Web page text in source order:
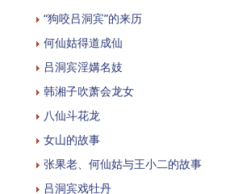
“狗咬吕洞宾”的来历
何仙姑得道成仙
吕洞宾淫媾名妓
韩湘子吹萧会龙女
八仙斗花龙
女山的故事
张果老、何仙姑与王小二的故事
吕洞宾戏牡丹